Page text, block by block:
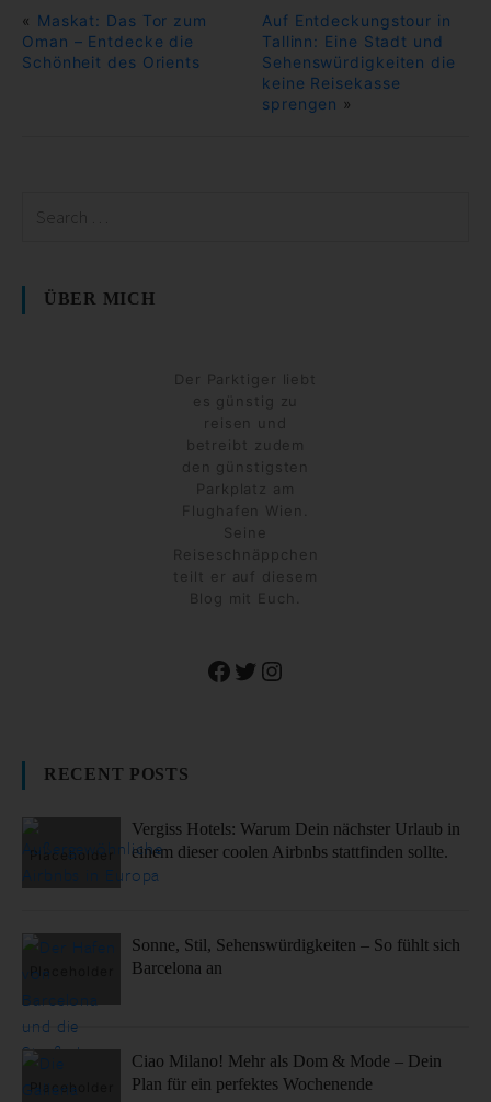
« Maskat: Das Tor zum
Oman – Entdecke die
Schönheit des Orients
Auf Entdeckungstour in
Tallinn: Eine Stadt und
Sehenswürdigkeiten die
keine Reisekasse
sprengen »
ÜBER MICH
Der Parktiger liebt
es günstig zu
reisen und
betreibt zudem
den günstigsten
Parkplatz am
Flughafen Wien.
Seine
Reiseschnäppchen
teilt er auf diesem
Blog mit Euch.
Facebook
TwitterInstagram
RECENT POSTS
Vergiss Hotels: Warum Dein nächster Urlaub in
einem dieser coolen Airbnbs stattfinden sollte.
Sonne, Stil, Sehenswürdigkeiten – So fühlt sich
Barcelona an
Ciao Milano! Mehr als Dom & Mode – Dein
Plan für ein perfektes Wochenende